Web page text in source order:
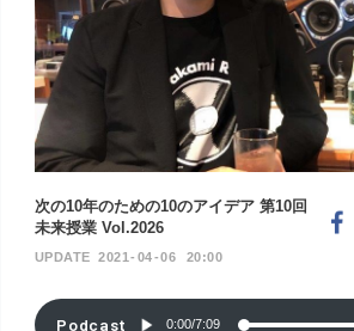
次の10年のための10のアイデア 第10回
未来授業 Vol.2026
2021 04 06 20:00
Podcast 0:00/7:09